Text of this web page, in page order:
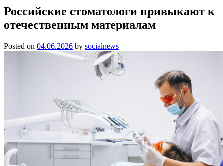
Российские стоматологи привыкают к
отечественным материалам
Posted on 04.06.2026 by socialnews